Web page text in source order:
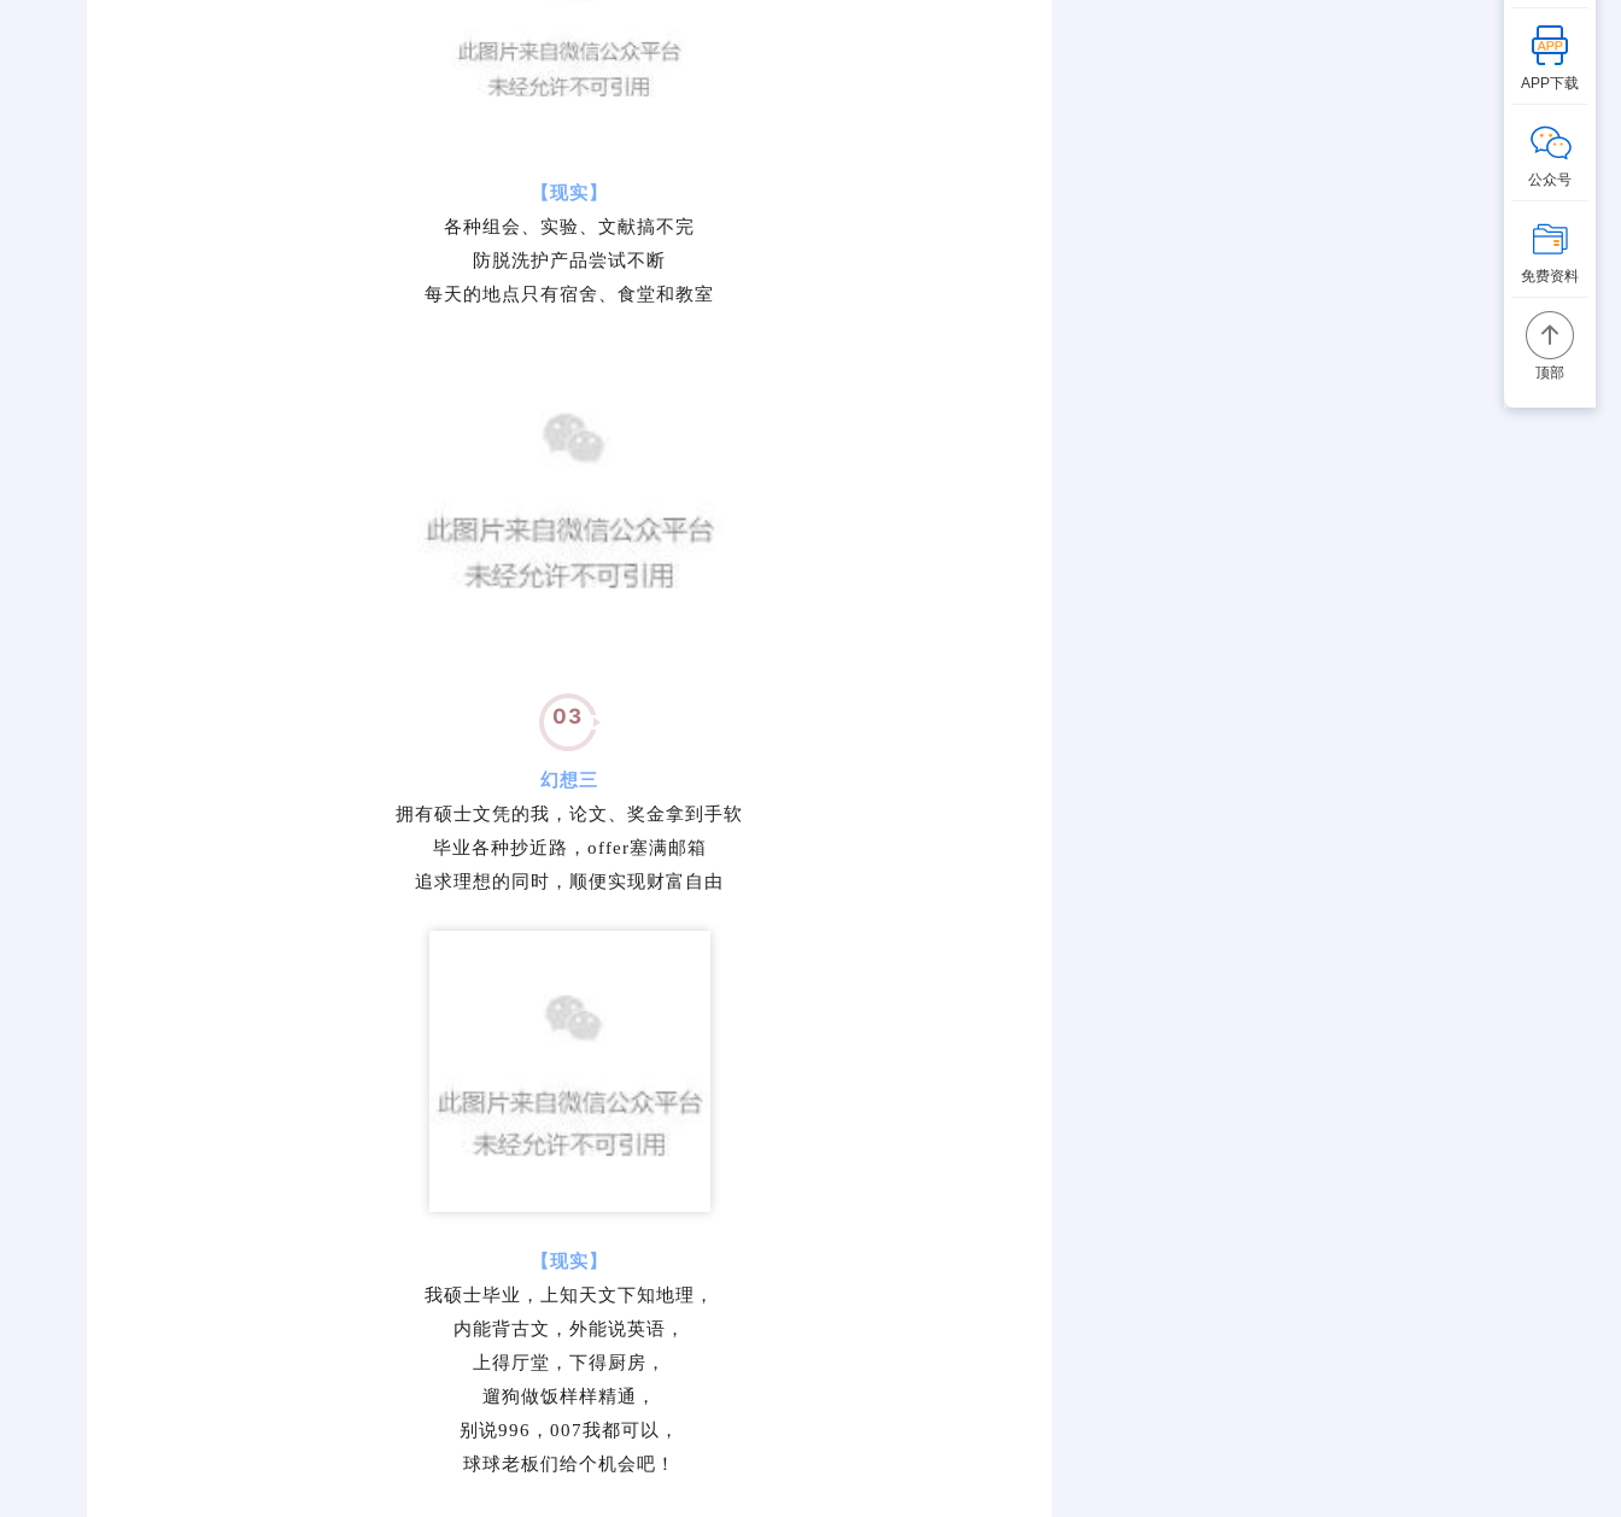
【现实】
各种组会、实验、文献搞不完
防脱洗护产品尝试不断
每天的地点只有宿舍、食堂和教室
03
幻想三
拥有硕士文凭的我，论文、奖金拿到手软
毕业各种抄近路，offer塞满邮箱
追求理想的同时，顺便实现财富自由
【现实】
我硕士毕业，上知天文下知地理，
内能背古文，外能说英语，
上得厅堂，下得厨房，
遛狗做饭样样精通，
别说996，007我都可以，
球球老板们给个机会吧！
APP下载
公众号
免费资料
顶部